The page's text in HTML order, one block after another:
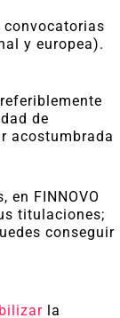
y europea).
de
acostumbrada
FINNOVO
titulaciones;
conseguir
la